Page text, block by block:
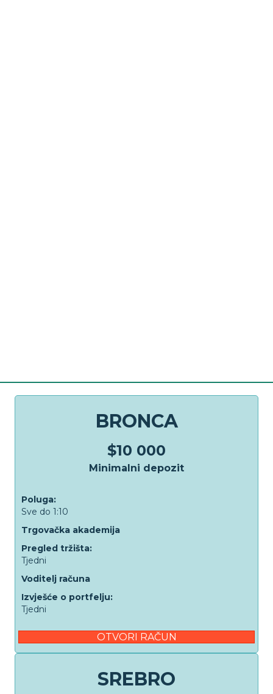
BRONCA
$10 000
Minimalni depozit
Poluga:
Sve do 1:10
Trgovačka akademija
Pregled tržišta:
Tjedni
Voditelj računa
Izvješće o portfelju:
Tjedni
OTVORI RAČUN
SREBRO